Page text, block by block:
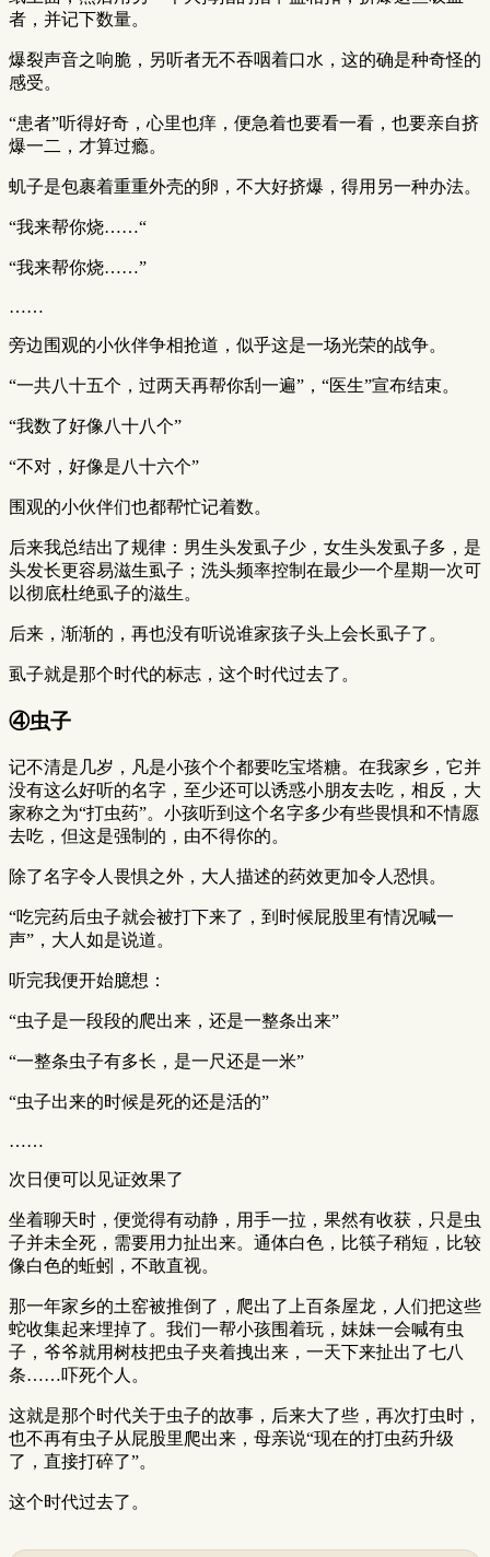
者，并记下数量。
爆裂声音之响脆，另听者无不吞咽着口水，这的确是种奇怪的
感受。
“患者”听得好奇，心里也痒，便急着也要看一看，也要亲自挤
爆一二，才算过瘾。
虮子是包裹着重重外壳的卵，不大好挤爆，得用另一种办法。
“我来帮你烧……“
“我来帮你烧……”
……
旁边围观的小伙伴争相抢道，似乎这是一场光荣的战争。
“一共八十五个，过两天再帮你刮一遍”，“医生”宣布结束。
“我数了好像八十八个”
“不对，好像是八十六个”
围观的小伙伴们也都帮忙记着数。
后来我总结出了规律：男生头发虱子少，女生头发虱子多，是
头发长更容易滋生虱子；洗头频率控制在最少一个星期一次可
以彻底杜绝虱子的滋生。
后来，渐渐的，再也没有听说谁家孩子头上会长虱子了。
虱子就是那个时代的标志，这个时代过去了。
④虫子
记不清是几岁，凡是小孩个个都要吃宝塔糖。在我家乡，它并
没有这么好听的名字，至少还可以诱惑小朋友去吃，相反，大
家称之为“打虫药”。小孩听到这个名字多少有些畏惧和不情愿
去吃，但这是强制的，由不得你的。
除了名字令人畏惧之外，大人描述的药效更加令人恐惧。
“吃完药后虫子就会被打下来了，到时候屁股里有情况喊一
声”，大人如是说道。
听完我便开始臆想：
“虫子是一段段的爬出来，还是一整条出来”
“一整条虫子有多长，是一尺还是一米”
“虫子出来的时候是死的还是活的”
……
次日便可以见证效果了
坐着聊天时，便觉得有动静，用手一拉，果然有收获，只是虫
子并未全死，需要用力扯出来。通体白色，比筷子稍短，比较
像白色的蚯蚓，不敢直视。
那一年家乡的土窑被推倒了，爬出了上百条屋龙，人们把这些
蛇收集起来埋掉了。我们一帮小孩围着玩，妹妹一会喊有虫
子，爷爷就用树枝把虫子夹着拽出来，一天下来扯出了七八
条……吓死个人。
这就是那个时代关于虫子的故事，后来大了些，再次打虫时，
也不再有虫子从屁股里爬出来，母亲说“现在的打虫药升级
了，直接打碎了”。
这个时代过去了。